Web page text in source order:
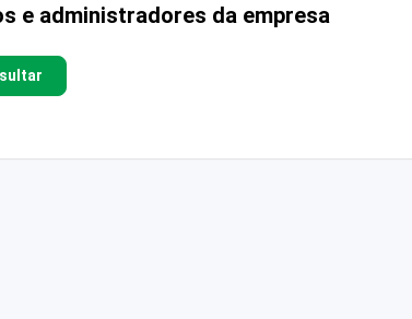
e administradores da empresa